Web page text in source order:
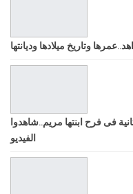
وتاريخ ميلادها وديانتها
فى فرح ابنتها مريم..شاهدوا
الفيديو